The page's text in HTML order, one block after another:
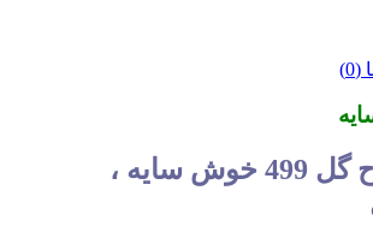
پرده زبرا طرح گل 499 خوش سایه ،